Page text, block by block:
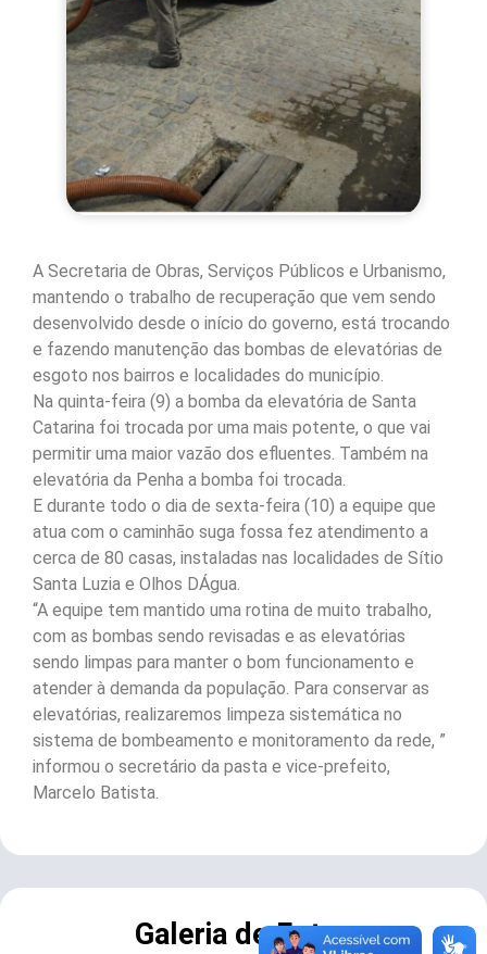
A Secretaria de Obras, Serviços Públicos e Urbanismo,
mantendo o trabalho de recuperação que vem sendo
desenvolvido desde o início do governo, está trocando
e fazendo manutenção das bombas de elevatórias de
esgoto nos bairros e localidades do município.
Na quinta-feira (9) a bomba da elevatória de Santa
Catarina foi trocada por uma mais potente, o que vai
permitir uma maior vazão dos efluentes. Também na
elevatória da Penha a bomba foi trocada.
E durante todo o dia de sexta-feira (10) a equipe que
atua com o caminhão suga fossa fez atendimento a
cerca de 80 casas, instaladas nas localidades de Sítio
Santa Luzia e Olhos DÁgua.
“A equipe tem mantido uma rotina de muito trabalho,
com as bombas sendo revisadas e as elevatórias
sendo limpas para manter o bom funcionamento e
atender à demanda da população. Para conservar as
elevatórias, realizaremos limpeza sistemática no
sistema de bombeamento e monitoramento da rede, ”
informou o secretário da pasta e vice-prefeito,
Marcelo Batista.
Galeria de Fotos